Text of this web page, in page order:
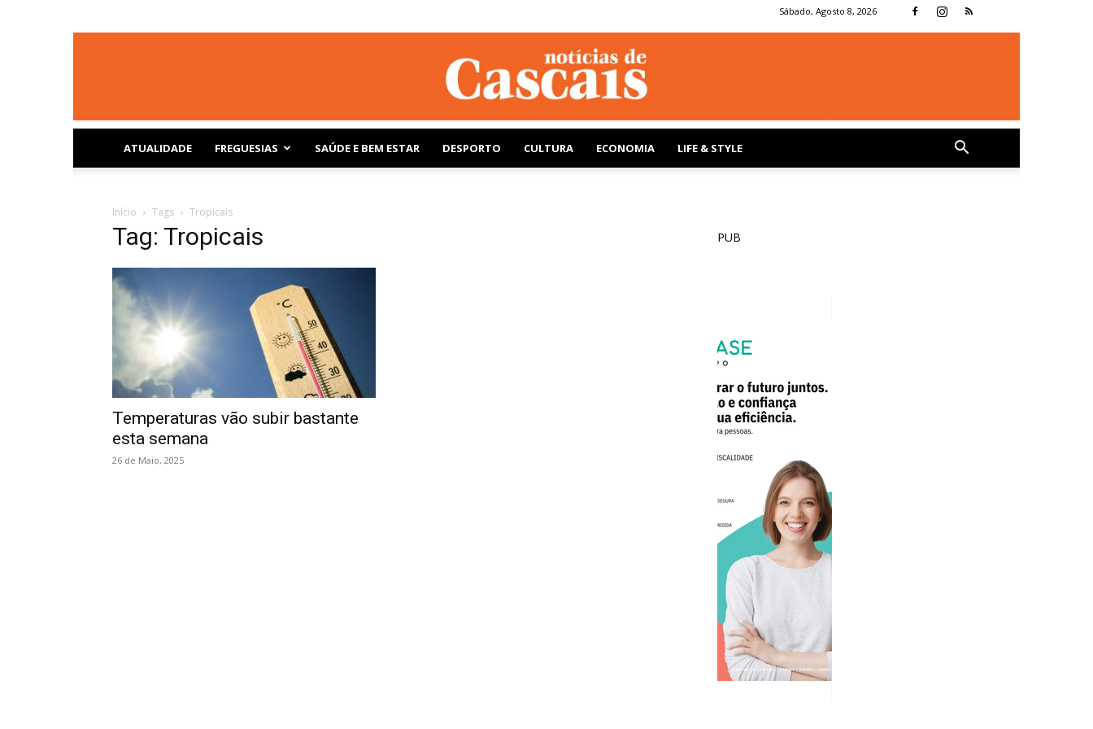
Sábado, Agosto 8, 2026
Notícias
ATUALIDADE FREGUESIAS SAÚDE E BEM ESTAR DESPORTO CULTURA ECONOMIA LIFE & STYLE
Início Tags Tropicais
Tag: Tropicais
Temperaturas vão subir bastante
esta semana
26 de Maio, 2025
PUB